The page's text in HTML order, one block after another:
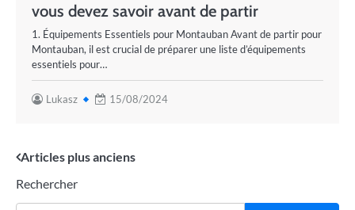
vous devez savoir avant de partir
1. Équipements Essentiels pour Montauban Avant de partir pour
Montauban, il est crucial de préparer une liste d’équipements
essentiels pour…
Lukasz 15/08/2024
Navigation
des
Articles plus anciens
Rechercher